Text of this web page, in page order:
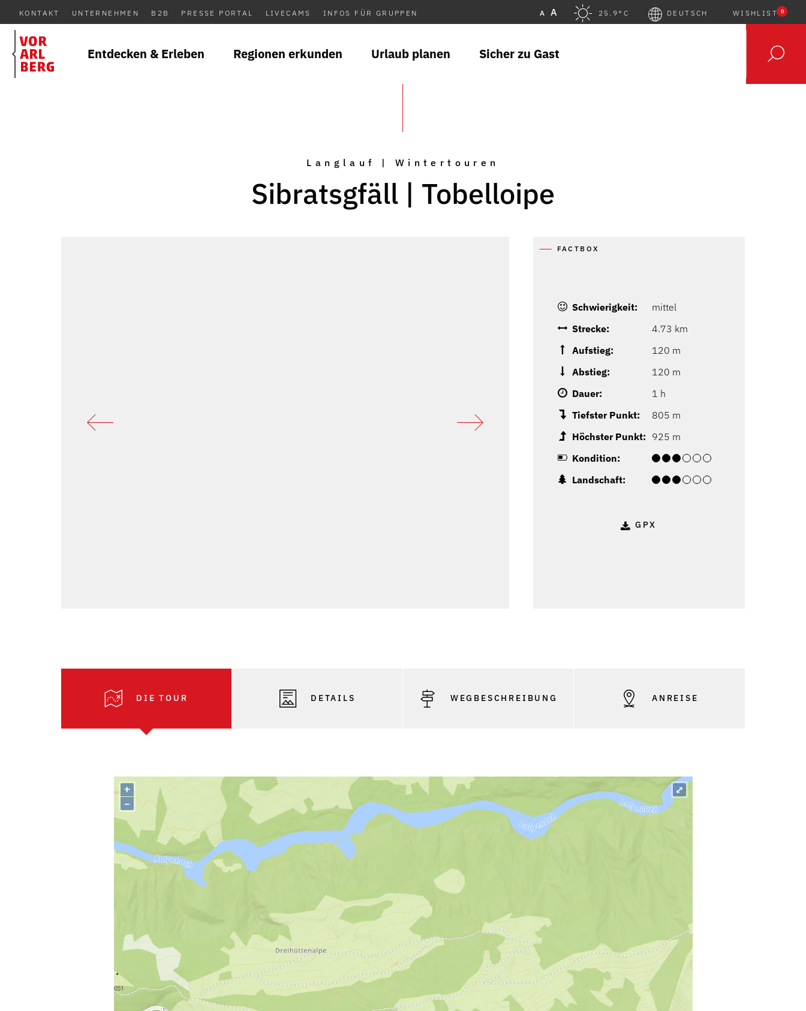
KONTAKT UNTERNEHMEN B2B PRESSE PORTAL LIVECAMS INFOS FÜR GRUPPEN A A 25.9°C DEUTSCH WISHLIST 0
Entdecken & Erleben Regionen erkunden Urlaub planen Sicher zu Gast
Langlauf | Wintertouren
Sibratsgfäll | Tobelloipe
FACTBOX
Schwierigkeit:
mittel
Strecke:
4.73 km
Aufstieg:
120 m
Abstieg:
120 m
Dauer:
1 h
Tiefster Punkt:
805 m
Höchster Punkt: 925 m
Kondition:
Landschaft:
GPX
DIE TOUR DETAILS WEGBESCHREIBUNG ANREISE
+
–
⤢